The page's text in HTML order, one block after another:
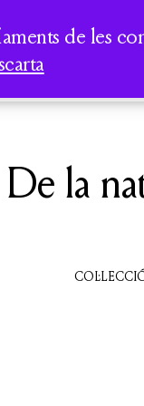
I
TOTS
De la
de les